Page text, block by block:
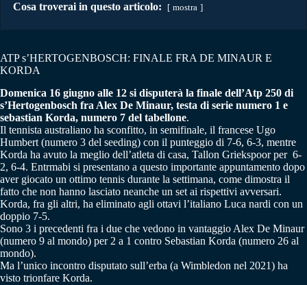
Cosa troverai in questo articolo: mostra
ATP s’HERTOGENBOSCH: FINALE FRA DE MINAUR E
KORDA
Domenica 16 giugno alle 12 si disputerà la finale dell’Atp 250 di
s’Hertogenbosch fra Alex De Minaur, testa di serie numero 1 e
sebastian Korda, numero 7 del tabellone.
Il tennista australiano ha sconfitto, in semifinale, il francese Ugo
Humbert (numero 3 del seeding) con il punteggio di 7-6, 6-3, mentre
Korda ha avuto la meglio dell’atleta di casa, Tallon Griekspoor per 6-
2, 6-4. Entrmabi si presentano a questo importante appuntamento dopo
aver giocato un ottimo tennis durante la settimana, come dimostra il
fatto che non hanno lasciato neanche un set ai rispettivi avversari.
Korda, fra gli altri, ha eliminato agli ottavi l’italiano Luca nardi con un
doppio 7-5.
Sono 3 i precedenti fra i due che vedono in vantaggio Alex De Minaur
(numero 9 al mondo) per 2 a 1 contro Sebastian Korda (numero 26 al
mondo).
Ma l’unico incontro disputato sull’erba (a Wimbledon nel 2021) ha
visto trionfare Korda.